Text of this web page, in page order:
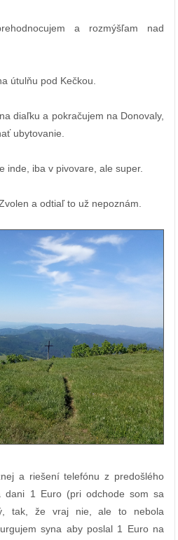
a rozmýšľam nad
útulňu pod Kečkou.
diaľku a pokračujem na Donovaly,
ubytovanie.
inde, iba v pivovare, ale super.
a odtiaľ to už nepoznám.
a riešení telefónu z predošlého
dani 1 Euro (pri odchode som sa
tak, že vraj nie, ale to nebola
syna aby poslal 1 Euro na